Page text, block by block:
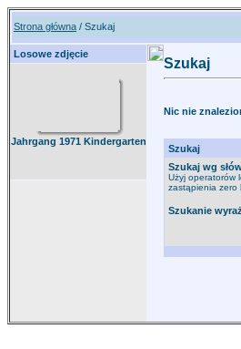
Strona główna / Szukaj
Losowe zdjęcie
Jahrgang 1971 Kindergarten
Szukaj
Nic nie
Szukaj
Szukaj wg
Użyj operatorów
zastąpienia zero
Szukanie